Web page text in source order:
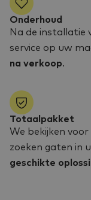
Onderhoud
Na de installatie
service op uw
na verkoop.
Totaalpakket
We bekijken
zoeken gaten in
geschikte